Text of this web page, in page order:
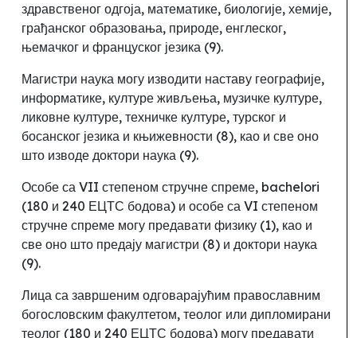
здравственог одгоја, математике, биологије, хемије,
грађанског образовања, природе, енглеског,
њемачког и француског језика (9).
Магистри наука могу изводити наставу географије,
информатике, културе живљења, музичке културе,
ликовне културе, техничке културе, турског и
босанског језика и књижевности (8), као и све оно
што изводе доктори наука (9).
Особе са VII степеном стручне спреме, bachelori
(180 и 240 ЕЦТС бодова) и особе са VI степеном
стручне спреме могу предавати физику (1), као и
све оно што предају магистри (8) и доктори наука
(9).
Лица са завршеним одговарајућим православним
богословским факултетом, теолог или дипломирани
теолог (180 и 240 ЕЦТС бодова) могу предавати